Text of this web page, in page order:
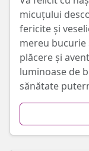
micuțului
fericite și
mereu bucurie
plăcere și
luminoase de
sănătate